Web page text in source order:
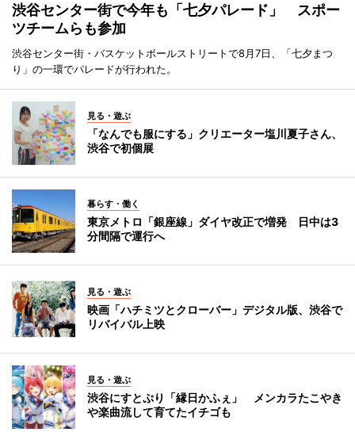
渋谷センター街で今年も「七夕パレード」 スポー
ツチームらも参加
渋谷センター街・バスケットボールストリートで8月7日、「七夕まつ
り」の一環でパレードが行われた。
見る・遊ぶ
「なんでも服にする」クリエーター塩川夏子さん、
渋谷で初個展
暮らす・働く
東京メトロ「銀座線」ダイヤ改正で増発 日中は3
分間隔で運行へ
見る・遊ぶ
映画「ハチミツとクローバー」デジタル版、渋谷で
リバイバル上映
見る・遊ぶ
渋谷にすとぷり「縁日かふぇ」 メンカラたこやき
や楽曲流して育てたイチゴも